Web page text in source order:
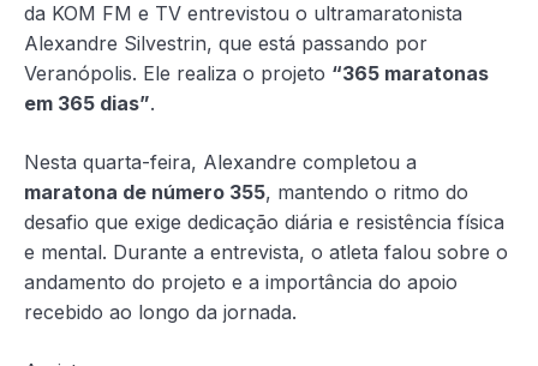
da KOM FM e TV entrevistou o ultramaratonista
Alexandre Silvestrin, que está passando por
Veranópolis. Ele realiza o projeto “365 maratonas
em 365 dias”.
Nesta quarta-feira, Alexandre completou a
maratona de número 355, mantendo o ritmo do
desafio que exige dedicação diária e resistência física
e mental. Durante a entrevista, o atleta falou sobre o
andamento do projeto e a importância do apoio
recebido ao longo da jornada.